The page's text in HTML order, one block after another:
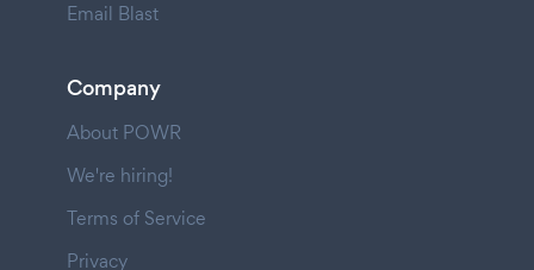
Email Blast
Company
About POWR
We're hiring!
Terms of Service
Privacy